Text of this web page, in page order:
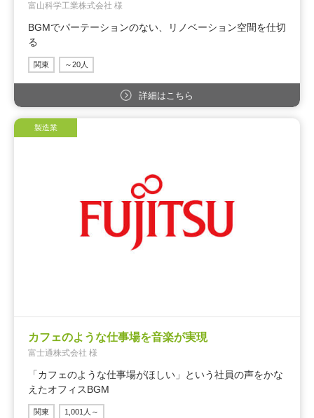
富山科学工業株式会社 様
BGMでパーテーションのない、リノベーション空間を仕切
る
関東 ～20人
詳細はこちら
製造業
カフェのような仕事場を音楽が実現
富士通株式会社 様
「カフェのような仕事場がほしい」という社員の声をかな
えたオフィスBGM
関東 1,001人～